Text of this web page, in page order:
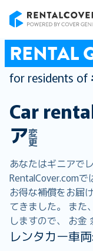
RENTAL
for residents of
Car
ア変
更
あなたはギニアで
RentalCover.com
お得な補償をお届
てきました。 また
しますので、 お金
レンタカー車